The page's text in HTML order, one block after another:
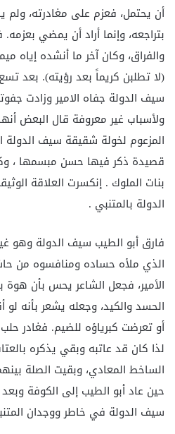
أن يحتمل، فعزم على مغادرته، ولم
بتراجعه، وإنما أراد أن يمضي
(لا تطلبن كريماً بعد رؤيته). بعد
سيف الدولة جفاه الامير وزادت
ولأسباب غير معروفة قال البعض
المزعوم لخولة شقيقة سيف الدولة
قصيدة ذكر فيها حسن مبسمها ،
بنات الملوك . إنكسرت العلاقة
الدولة بالمتنبي .
فارق أبو الطيب سيف الدولة وهو
الذي ملأه حساده ومنافسوه من
الأمير، فجعل الشاعر يحس بأن هوة
الحسد والكيد، وجعله يشعر بأنه
أو تعرضت كبرياؤه للضيم. فغادر
لذا كان قد عاتبه وبقي يذكره
الساخط المعادي، وبقيت الصلة
حين عاد أبو الطيب إلى الكوفة
سيف الدولة في خاطر ووجدان